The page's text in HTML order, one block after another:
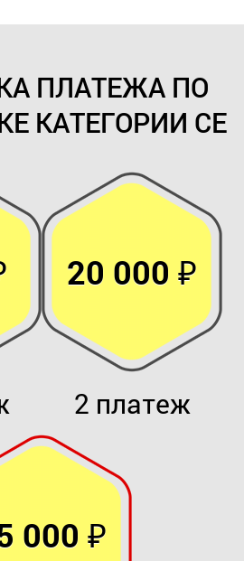
ПЛАТЕЖА ПО
КАТЕГОРИИ СE
20 000 ₽
2 платеж
000 ₽